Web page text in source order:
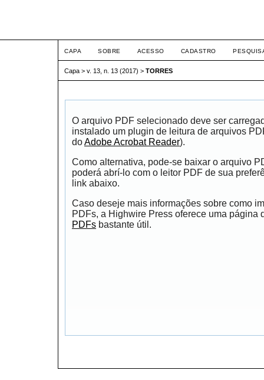
CAPA SOBRE ACESSO CADASTRO
Capa > v. 13, n. 13 (2017) > TORRES
O arquivo PDF selecionado deve ser
instalado um plugin de leitura de arquivos
doAdobe Acrobat Reader).
Como alternativa, pode-se baixar o arquivo
poderá abrí-lo com o leitor PDF de sua
link abaixo.
Caso deseje mais informações sobre como
PDFs, a Highwire Press oferece uma página
PDFs bastante útil.